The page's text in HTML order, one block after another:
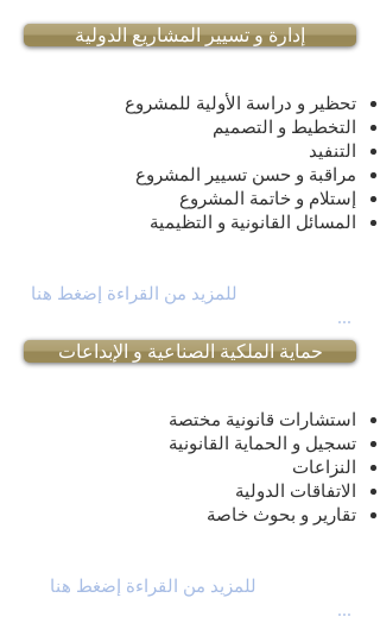
إدارة و تسيير المشاريع الدولية
تحظير و دراسة الأولية للمشروع
التخطيط و التصميم
التنفيد
مراقبة و حسن تسيير المشروع
إستلام و خاتمة المشروع
المسائل القانونية و التظيمية
للمزيد من القراءة إضغط هنا
...
حماية الملكية الصناعية و الإبداعات
استشارات قانونية مختصة
تسجيل و الحماية القانونية
النزاعات
الاتفاقات الدولية
تقارير و بحوث خاصة
للمزيد من القراءة إضغط هنا
...